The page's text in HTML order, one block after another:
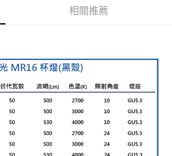
相關推薦